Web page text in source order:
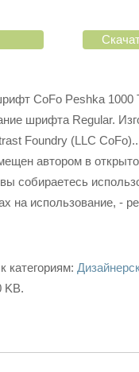
CoFo Peshka 1000
шрифта Regular.
Foundry (LLC
автором в
собираетесь
на использование, -
категориям:
KB.